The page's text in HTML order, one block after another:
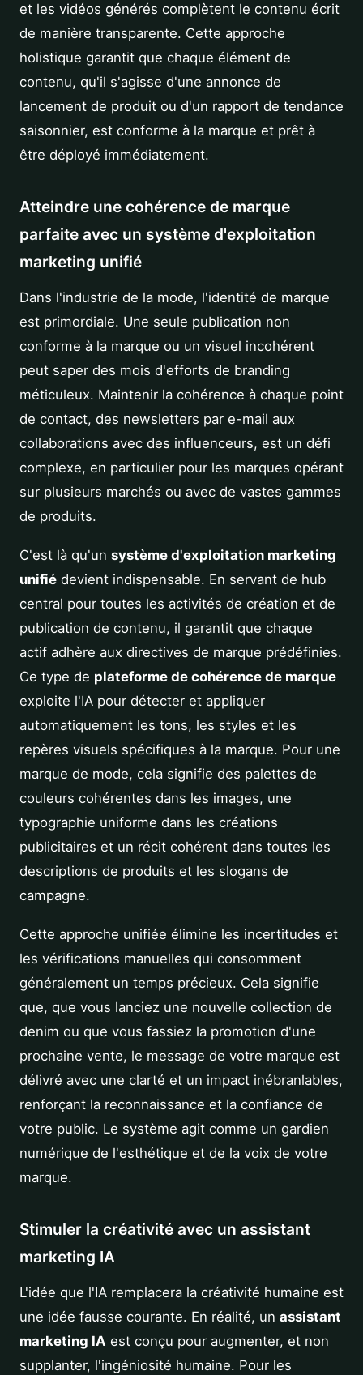
et les vidéos générés complètent le contenu écrit
de manière transparente. Cette approche
holistique garantit que chaque élément de
contenu, qu'il s'agisse d'une annonce de
lancement de produit ou d'un rapport de tendance
saisonnier, est conforme à la marque et prêt à
être déployé immédiatement.
Atteindre une cohérence de marque
parfaite avec un système d'exploitation
marketing unifié
Dans l'industrie de la mode, l'identité de marque
est primordiale. Une seule publication non
conforme à la marque ou un visuel incohérent
peut saper des mois d'efforts de branding
méticuleux. Maintenir la cohérence à chaque point
de contact, des newsletters par e-mail aux
collaborations avec des influenceurs, est un défi
complexe, en particulier pour les marques opérant
sur plusieurs marchés ou avec de vastes gammes
de produits.
C'est là qu'un système d'exploitation marketing
unifié devient indispensable. En servant de hub
central pour toutes les activités de création et de
publication de contenu, il garantit que chaque
actif adhère aux directives de marque prédéfinies.
Ce type de plateforme de cohérence de marque
exploite l'IA pour détecter et appliquer
automatiquement les tons, les styles et les
repères visuels spécifiques à la marque. Pour une
marque de mode, cela signifie des palettes de
couleurs cohérentes dans les images, une
typographie uniforme dans les créations
publicitaires et un récit cohérent dans toutes les
descriptions de produits et les slogans de
campagne.
Cette approche unifiée élimine les incertitudes et
les vérifications manuelles qui consomment
généralement un temps précieux. Cela signifie
que, que vous lanciez une nouvelle collection de
denim ou que vous fassiez la promotion d'une
prochaine vente, le message de votre marque est
délivré avec une clarté et un impact inébranlables,
renforçant la reconnaissance et la confiance de
votre public. Le système agit comme un gardien
numérique de l'esthétique et de la voix de votre
marque.
Stimuler la créativité avec un assistant
marketing IA
L'idée que l'IA remplacera la créativité humaine est
une idée fausse courante. En réalité, un assistant
marketing IA est conçu pour augmenter, et non
supplanter, l'ingéniosité humaine. Pour les